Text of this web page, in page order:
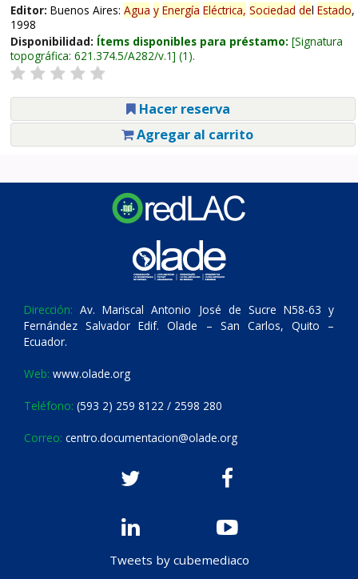
Editor: Buenos Aires: Agua y Energía Eléctrica, Sociedad del Estado,
1998
Disponibilidad: Ítems disponibles para préstamo: Signatura
topográfica: 621.374.5/A282/v.1 (1).
Hacer reserva
Agregar al carrito
Dirección: Av. Mariscal Antonio José de Sucre N58-63 y
Fernández Salvador Edif. Olade – San Carlos, Quito –
Ecuador.
Web: www.olade.org
Teléfono: (593 2) 259 8122 / 2598 280
Correo: centro.documentacion@olade.org
Tweets by cubemediaco